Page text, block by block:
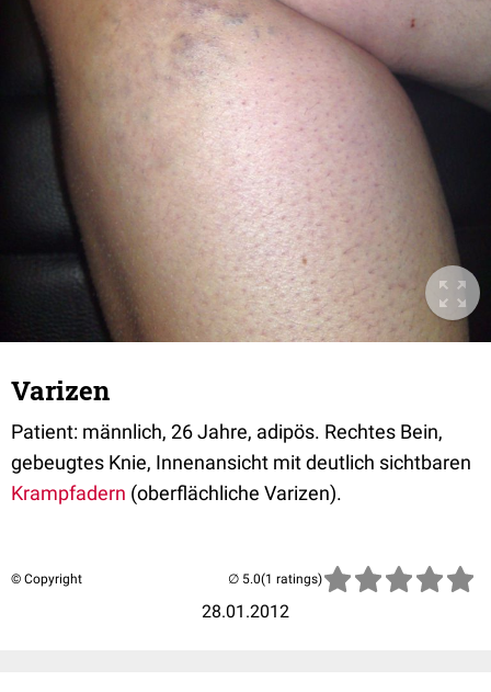
Varizen
Patient: männlich, 26 Jahre, adipös. Rechtes Bein,
gebeugtes Knie, Innenansicht mit deutlich sichtbaren
Krampfadern (oberflächliche Varizen).
© Copyright
28.01.2012
(1 ratings)